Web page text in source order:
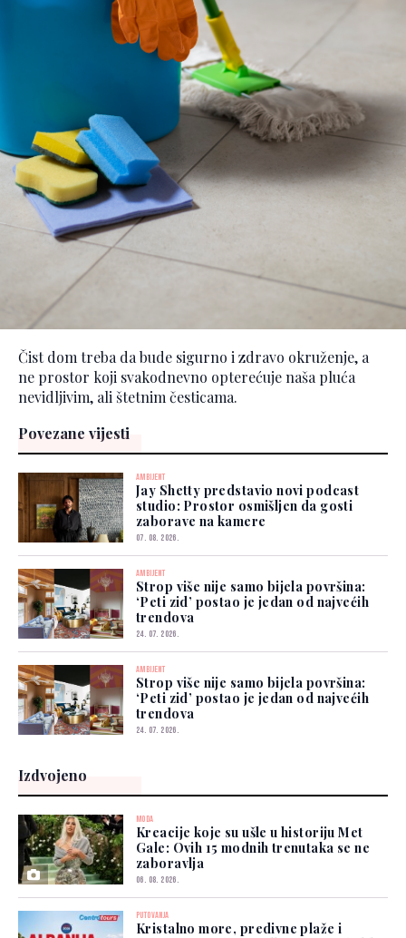
Čist dom treba da bude sigurno i zdravo okruženje, a
ne prostor koji svakodnevno opterećuje naša pluća
nevidljivim, ali štetnim česticama.
Povezane vijesti
AMBIJENT
Jay Shetty predstavio novi podcast
studio: Prostor osmišljen da gosti
zaborave na kamere
07. 08. 2026.
AMBIJENT
Strop više nije samo bijela površina:
‘Peti zid’ postao je jedan od najvećih
trendova
24. 07. 2026.
AMBIJENT
Strop više nije samo bijela površina:
‘Peti zid’ postao je jedan od najvećih
trendova
24. 07. 2026.
Izdvojeno
MODA
Kreacije koje su ušle u historiju Met
Gale: Ovih 15 modnih trenutaka se ne
zaboravlja
06. 08. 2026.
PUTOVANJA
Kristalno more, predivne plaže i